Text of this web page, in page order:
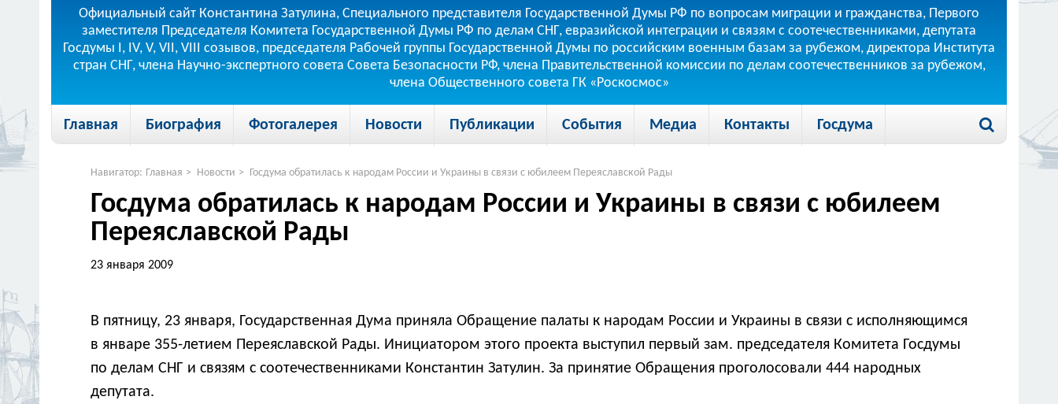
Официальный сайт Константина Затулина, Специального представителя Государственной Думы РФ по вопросам миграции и гражданства, Первого
заместителя Председателя Комитета Государственной Думы РФ по делам СНГ, евразийской интеграции и связям с соотечественниками, депутата
Госдумы I, IV, V, VII, VIII созывов, председателя Рабочей группы Государственной Думы по российским военным базам за рубежом, директора Института
стран СНГ, члена Научно-экспертного совета Совета Безопасности РФ, члена Правительственной комиссии по делам соотечественников за рубежом,
члена Общественного совета ГК «Роскосмос»
Главная Биография Фотогалерея Новости Публикации События Медиа Контакты Госдума
Навигатор: Главная > Новости > Госдума обратилась к народам России и Украины в связи с юбилеем Переяславской Рады
Госдума обратилась к народам России и Украины в связи с юбилеем
Переяславской Рады
23 января 2009
В пятницу, 23 января, Государственная Дума приняла Обращение палаты к народам России и Украины в связи с исполняющимся
в январе 355-летием Переяславской Рады. Инициатором этого проекта выступил первый зам. председателя Комитета Госдумы
по делам СНГ и связям с соотечественниками Константин Затулин. За принятие Обращения проголосовали 444 народных
депутата.